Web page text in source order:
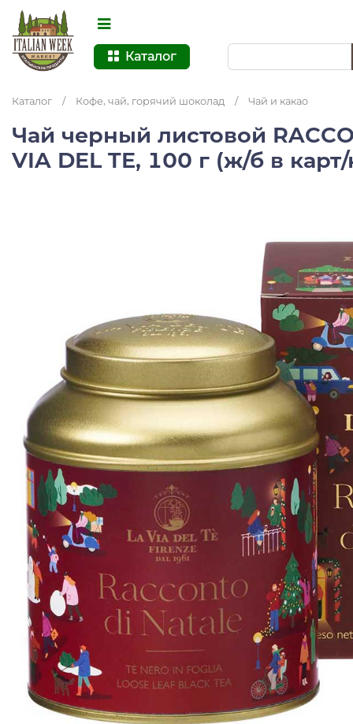
Каталог
Каталог / Кофе, чай, горячий шоколад / Чай и какао
Чай черный листовой
VIA DEL TE, 100 г (ж/б в